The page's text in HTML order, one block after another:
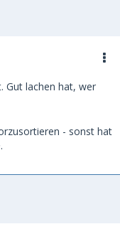
Gut lachen hat, wer
- sonst hat